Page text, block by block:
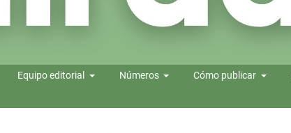
Equipo editorial Números Cómo publicar